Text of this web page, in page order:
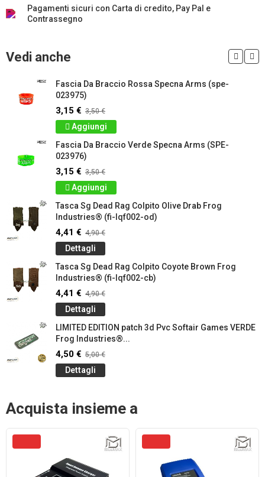
Pagamenti sicuri con Carta di credito, Pay Pal e
Contrassegno
Vedi anche
Fascia Da Braccio Rossa Specna Arms (spe-
023975)
3,15 € 3,50 €
Aggiungi
Fascia Da Braccio Verde Specna Arms (SPE-
023976)
3,15 € 3,50 €
Aggiungi
Tasca Sg Dead Rag Colpito Olive Drab Frog
Industries® (fi-lqf002-od)
4,41 € 4,90 €
Dettagli
Tasca Sg Dead Rag Colpito Coyote Brown Frog
Industries® (fi-lqf002-cb)
4,41 € 4,90 €
Dettagli
LIMITED EDITION patch 3d Pvc Softair Games VERDE
Frog Industries®...
4,50 € 5,00 €
Dettagli
Acquista insieme a